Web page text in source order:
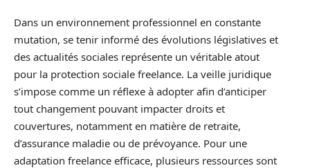
Dans un environnement professionnel en constante
mutation, se tenir informé des évolutions législatives et
des actualités sociales représente un véritable atout
pour la protection sociale freelance. La veille juridique
s’impose comme un réflexe à adopter afin d’anticiper
tout changement pouvant impacter droits et
couvertures, notamment en matière de retraite,
d’assurance maladie ou de prévoyance. Pour une
adaptation freelance efficace, plusieurs ressources sont